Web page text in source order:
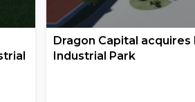
Dragon Capital acquires
Industrial Park